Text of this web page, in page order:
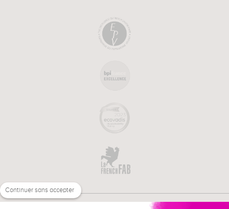
Continuer sans accepter